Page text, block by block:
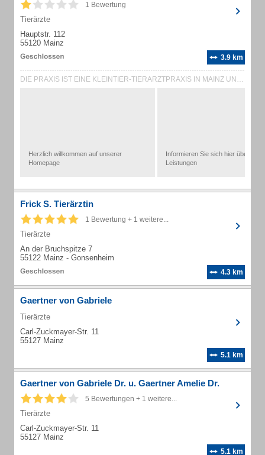
1 Bewertung
Tierärzte
Hauptstr. 112
55120 Mainz
3.9 km
DIE PRAXIS IST EINE KLEINTIER-TIERARZTPRAXIS IN MAINZ UND KÜMMERT SICH UM DIE ...
Herzlich willkommen auf unserer
Homepage
Informieren Sie sich hier über
Leistungen
Frick S. Tierärztin
1 Bewertung + 1 weitere...
Tierärzte
An der Bruchspitze 7
55122 Mainz - Gonsenheim
4.3 km
Gaertner von Gabriele
Tierärzte
Carl-Zuckmayer-Str. 11
55127 Mainz
5.1 km
Gaertner von Gabriele Dr. u. Gaertner Amelie Dr.
5 Bewertungen + 1 weitere...
Tierärzte
Carl-Zuckmayer-Str. 11
55127 Mainz
5.1 km